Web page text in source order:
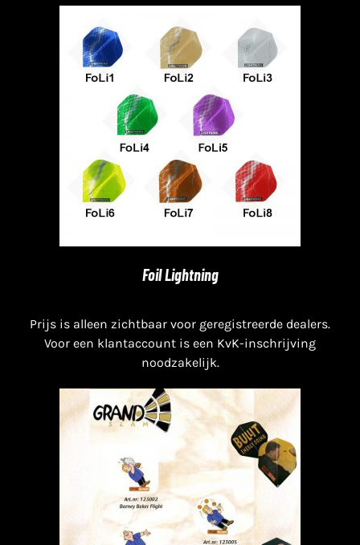
Foil Lightning
Prijs is alleen zichtbaar voor geregistreerde dealers.
Voor een klantaccount is een KvK-inschrijving
noodzakelijk.